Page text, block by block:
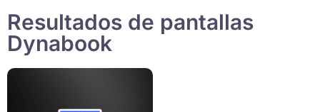
Resultados de pantallas
Dynabook